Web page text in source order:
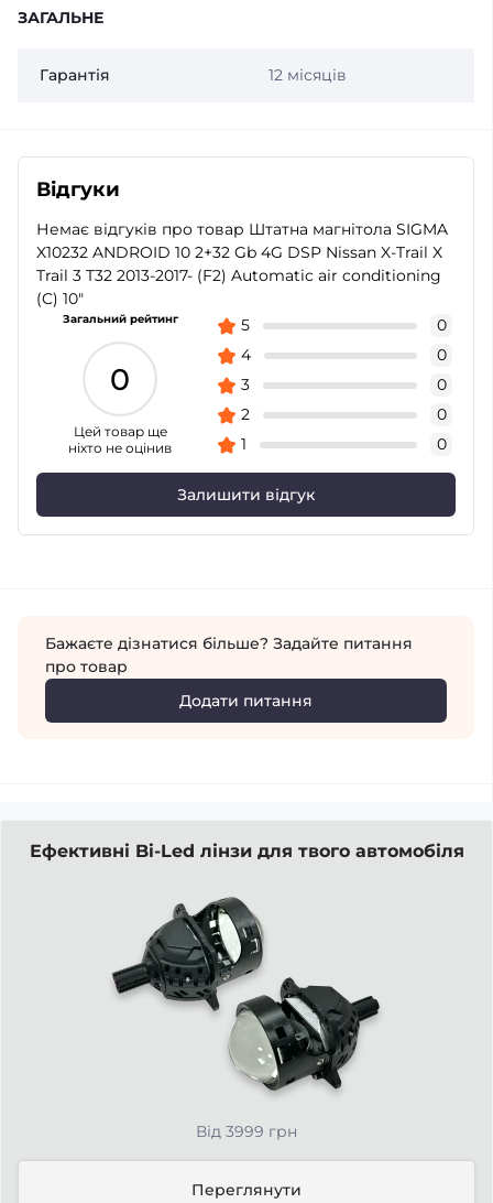
ЗАГАЛЬНЕ
Гарантія 12 місяців
Відгуки
Немає відгуків про товар Штатна магнітола SIGMA
X10232 ANDROID 10 2+32 Gb 4G DSP Nissan X-Trail X
Trail 3 T32 2013-2017- (F2) Automatic air conditioning
(C) 10"
Загальний рейтинг
0
Цей товар ще
ніхто не оцінив
5
0
4
0
3
0
2
0
1
0
Залишити відгук
Бажаєте дізнатися більше? Задайте питання
про товар
Додати питання
Ефективні Bi-Led лінзи для твого автомобіля
Від 3999 грн
Переглянути